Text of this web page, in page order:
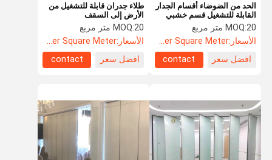
طلاء جدران قابلة للتشغيل من
الأرض إلى السقف
MOQ:20 متر مربع
الأسعار:US$110 Per Square Meter
افضل سعر
contact
الحد من الضوضاء أقسام الجدار
القابلة للتشغيل قسم خشبي
قابل للطي سمك 65 مم
MOQ:20 متر مربع
الأسعار:US$88.5 Per Square Meter
افضل سعر
contact